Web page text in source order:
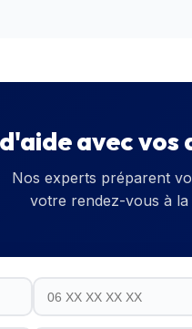
avec vos
Nos experts préparent
votre rendez-vous à la